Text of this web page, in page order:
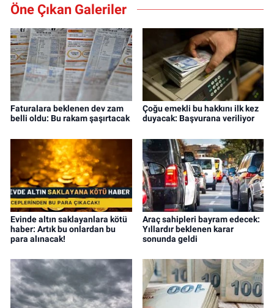
Öne Çıkan Galeriler
Faturalara beklenen dev zam
belli oldu: Bu rakam şaşırtacak
Çoğu emekli bu hakkını ilk kez
duyacak: Başvurana veriliyor
Evinde altın saklayanlara kötü
haber: Artık bu onlardan bu
para alınacak!
Araç sahipleri bayram edecek:
Yıllardır beklenen karar
sonunda geldi